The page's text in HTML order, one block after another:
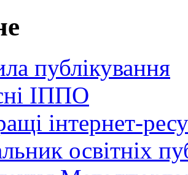
публікування
ІППО
інтернет-
освітніх